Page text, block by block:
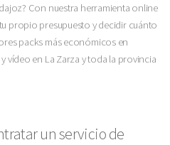
Con nuestra herramienta online
propio presupuesto y decidir cuánto
packs más económicos en
vídeo en La Zarza y toda la provincia
un servicio de